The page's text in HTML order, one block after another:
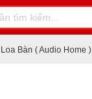
Loa Bàn ( Audio Home )